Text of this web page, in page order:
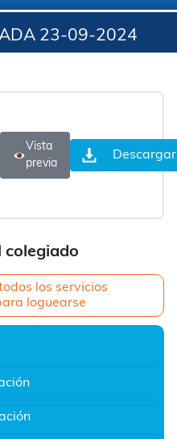
23-09-2024
colegiado
los servicios
loguearse
Vista
previa
Descargar